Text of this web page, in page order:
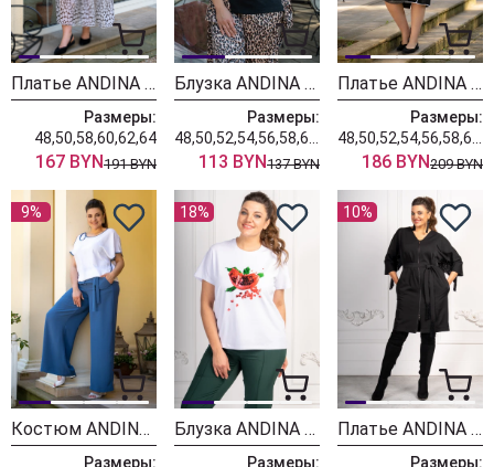
Платье ANDINA 814 горох капучино
Размеры:
48,50,58,60,62,64
167 BYN191 BYN
Блузка ANDINA 405 черный
Размеры:
113 BYN137 BYN
Платье ANDINA 815 черный
Размеры:
186 BYN209 BYN
9%
Костюм ANDINA 915-3 белый+ индиго
Размеры:
18%
Блузка ANDINA 413 белый
Размеры:
10%
Платье ANDINA 813 черный
Размеры: